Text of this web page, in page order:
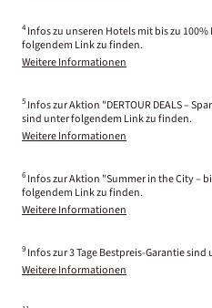
4 Infos zu unseren Hotels mit bis zu
folgendem Link zu finden.
Weitere Informationen
5 Infos zur Aktion "DERTOUR DEALS –
sind unter folgendem Link zu finden.
Weitere Informationen
6 Infos zur Aktion "Summer in the City –
folgendem Link zu finden.
Weitere Informationen
9 Infos zur 3 Tage Bestpreis-Garantie
Weitere Informationen